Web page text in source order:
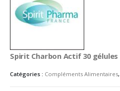
MAD.
Spirit Charbon Actif 30 gélules
Catégories : Compléments Alimentaires,